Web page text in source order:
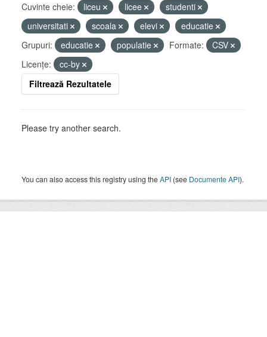
Cuvinte cheie: liceu licee
studenti
universitati
scoala elevi
educatie
Grupuri:
educatie populatie Formate:
CSV
Licenţe:
cc-by
Filtrează Rezultatele
Please try another search.
You can also access this registry using theAPI (see Documente API).